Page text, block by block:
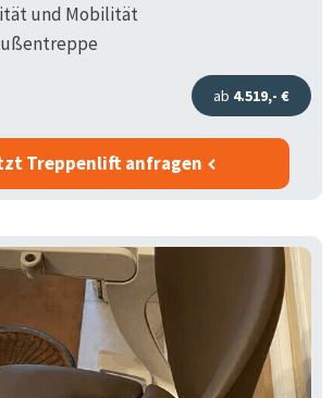
und Mobilität
ab 4.519,- €
Treppenlift anfragen